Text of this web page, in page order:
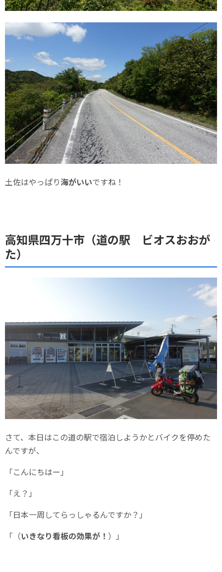
土佐はやっぱり海がいいですね！
高知県四万十市（道の駅 ビオスおおが
た）
さて、本日はこの道の駅で宿泊しようかとバイクを停めた
んですが、
「こんにちはー」
「え？」
「日本一周してらっしゃるんですか？」
「（いきなり看板の効果が！ ）」